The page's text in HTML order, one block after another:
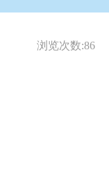
浏览次数:86